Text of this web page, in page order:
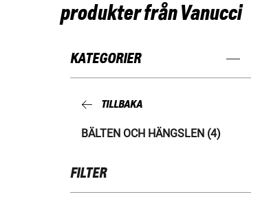
produkter från Vanucci
KATEGORIER
TILLBAKA
BÄLTEN OCH HÄNGSLEN (4)
FILTER